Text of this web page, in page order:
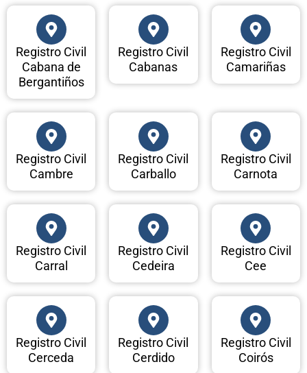
Registro Civil
Cabana de
Bergantiños
Registro Civil
Cabanas
Registro Civil
Camariñas
Registro Civil
Cambre
Registro Civil
Carballo
Registro Civil
Carnota
Registro Civil
Carral
Registro Civil
Cedeira
Registro Civil
Cee
Registro Civil
Cerceda
Registro Civil
Cerdido
Registro Civil
Coirós